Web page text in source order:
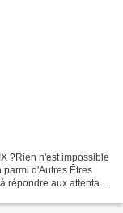
?Rien n'est impossible
d'Autres Êtres
répondre aux attentats